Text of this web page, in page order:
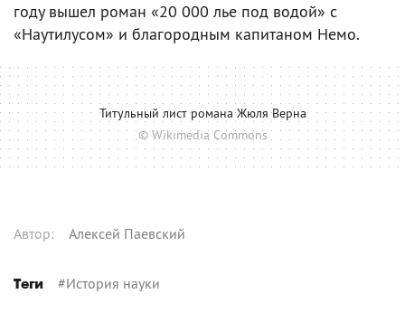
году вышел роман «20 000 лье под водой» с
«Наутилусом» и благородным капитаном Немо.
Титульный лист романа Жюля Верна
© Wikimedia Commons
Автор: Алексей Паевский
Теги #История науки